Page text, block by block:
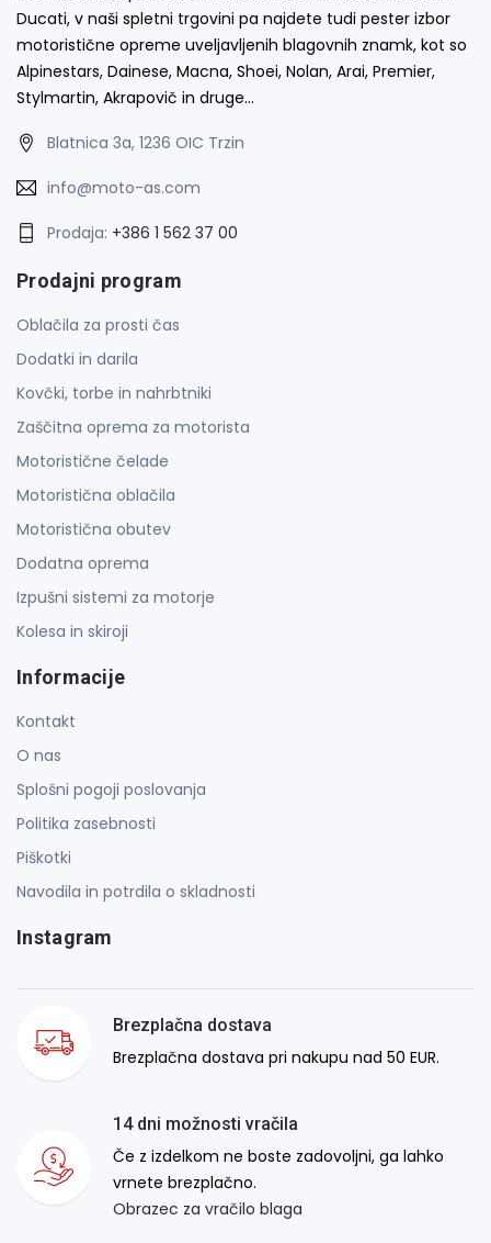
Ducati, v naši spletni trgovini pa najdete tudi pester izbor
motoristične opreme uveljavljenih blagovnih znamk, kot so
Alpinestars, Dainese, Macna, Shoei, Nolan, Arai, Premier,
Stylmartin, Akrapovič in druge…
Blatnica 3a, 1236 OIC Trzin
info@moto-as.com
Prodaja: +386 1 562 37 00
Prodajni program
Oblačila za prosti čas
Dodatki in darila
Kovčki, torbe in nahrbtniki
Zaščitna oprema za motorista
Motoristične čelade
Motoristična oblačila
Motoristična obutev
Dodatna oprema
Izpušni sistemi za motorje
Kolesa in skiroji
Informacije
Kontakt
O nas
Splošni pogoji poslovanja
Politika zasebnosti
Piškotki
Navodila in potrdila o skladnosti
Instagram
Brezplačna dostava
Brezplačna dostava pri nakupu nad 50 EUR.
14 dni možnosti vračila
Če z izdelkom ne boste zadovoljni, ga lahko
vrnete brezplačno.
Obrazec za vračilo blaga